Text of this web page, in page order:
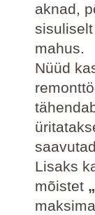
aknad,
mahus.
Nüüd
Lisaks
mõistet